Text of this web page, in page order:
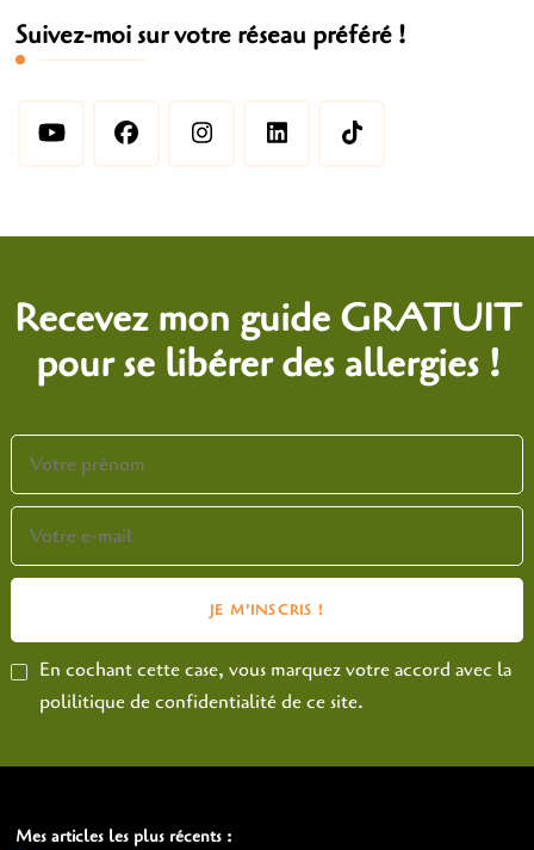
Suivez-moi sur votre réseau préféré !
Recevez mon guide GRATUIT
pour se libérer des allergies !
En cochant cette case, vous marquez votre accord avec la
polilitique de confidentialité de ce site.
Mes articles les plus récents :